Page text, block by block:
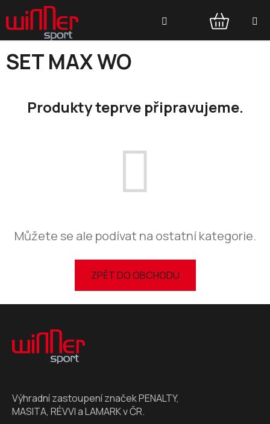
na
obsah
NÁKUPNÍ
SET MAX WO
Produkty teprve připravujeme.
Můžete se ale podívat na ostatní kategorie.
ZPĚT DO OBCHODU
Z
Výhradní zastoupení značek PENALTY,
MASITA, RÉVVI a LAMARK v ČR.